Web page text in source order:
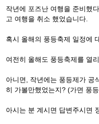
작년에 포즈난 여행을 준비했
고 여행을 취소 했었습니다.
혹시 올해의 풍등축제 일정에
여전히 올해도 풍등축제를 열
아니면, 작년에는 풍등제가 공
히 가볼만했었는지? (가면 풍
아시는 분 계시면 답변주시면